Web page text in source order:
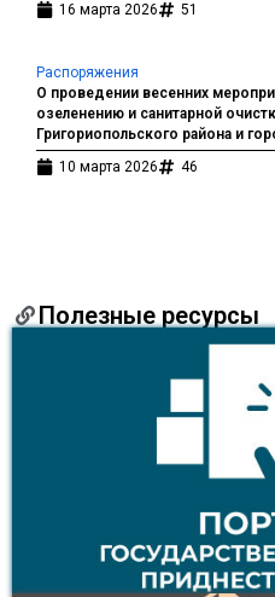
16 марта 2026
51
Распоряжения
О проведении весенних
озеленению и санитарной
Григориопольского района и
10 марта 2026
46
Полезные ресурсы